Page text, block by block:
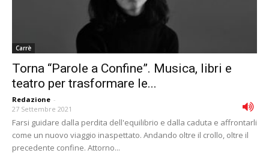
Carrè
Torna “Parole a Confine”. Musica, libri e
teatro per trasformare le...
Redazione -
27 Settembre 2021
Farsi guidare dalla perdita dell'equilibrio e dalla caduta e affrontarli
come un nuovo viaggio inaspettato. Andando oltre il crollo, oltre il
precedente confine. Attorno...